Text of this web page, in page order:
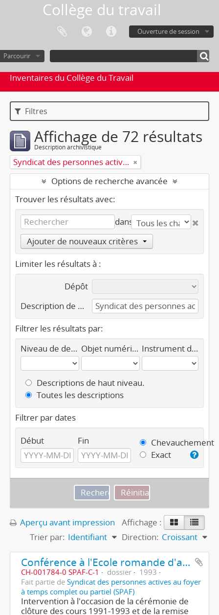
Collège du travail
Ouverture de session
Parcourir
Inventaires du Collège du Travail
Filtres
Affichage de 72 résultats
Description archivistique
Syndicat des personnes actives au foyer à temps complet ou partiel (SPAF)
Options de recherche avancée
Trouver les résultats avec:
dans
Ajouter de nouveaux critères
Limiter les résultats à :
Dépôt
Description de haut niveau
Filtrer les résultats par:
Niveau de description
Objet numérique disponible Instrument de recherche
Descriptions de haut niveau.
Toutes les descriptions
Filtrer par dates
Début Fin
Chevauchement
Exact
Aperçu avant impression
Affichage :
Trier par: Identifiant Direction: Croissant
Conférence à l'Ecole romande d'aides familiales
CH-001784-0 SPAF-C-1 dossier
1993
Fait partie de Syndicat des personnes actives au foyer
à temps complet ou partiel (SPAF)
Intervention à l'occasion de la cérémonie de
clôture des cours 1991-1993 et de la remise